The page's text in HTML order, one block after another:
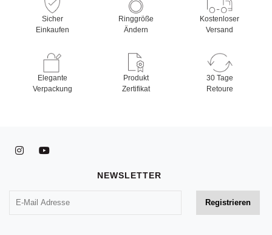
Sicher
Einkaufen
Ringgröße
Ändern
Kostenloser
Versand
Elegante
Verpackung
Produkt
Zertifikat
30 Tage
Retoure
NEWSLETTER